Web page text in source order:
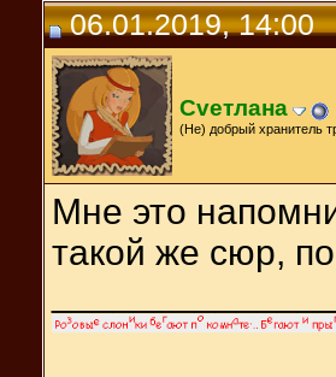
06.01.2019, 14:00
Cveтлана
(Не) добрый хранитель
Мне это
такой же сюр,